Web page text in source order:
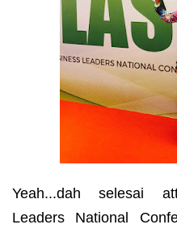
Yeah...dah selesai
Leaders National